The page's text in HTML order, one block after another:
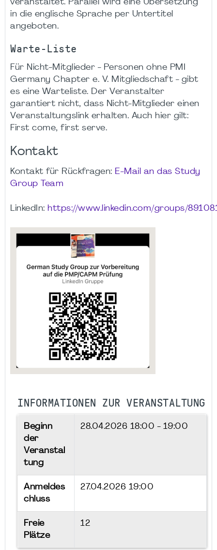
veranstaltet. Parallel wird eine Übersetzung
in die englische Sprache per Untertitel
angeboten.
Warte-Liste
Für Nicht-Mitglieder - Personen ohne PMI
Germany Chapter e. V. Mitgliedschaft - gibt
es eine Warteliste. Der Veranstalter
garantiert nicht, dass Nicht-Mitglieder einen
Veranstaltungslink erhalten. Auch hier gilt:
First come, first serve.
Kontakt
Kontakt für Rückfragen: E-Mail an das Study
Group Team
LinkedIn: https://www.linkedin.com/groups/
INFORMATIONEN ZUR VERANSTALTUNG
Beginn
der
Veranstal
tung
28.04.2026 18:00 - 19:00
Anmeldes
chluss
27.04.2026 19:00
Freie
Plätze
12